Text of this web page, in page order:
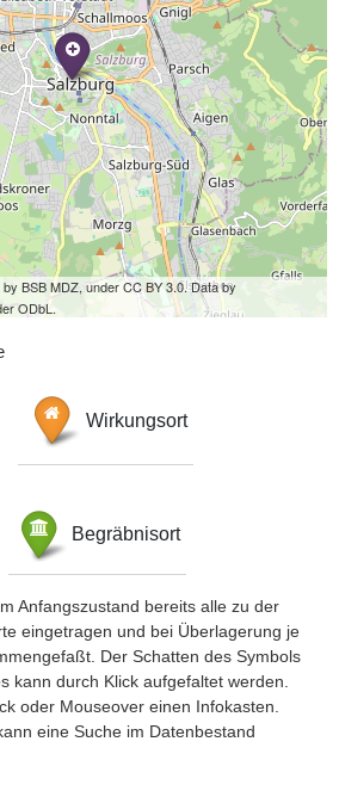
BSB MDZ, under CC BY 3.0. Data by
ODbL.
Wirkungsort
Begräbnisort
Anfangszustand bereits alle zu der
eingetragen und bei Überlagerung je
Der Schatten des Symbols
kann durch Klick aufgefaltet werden.
oder Mouseover einen Infokasten.
eine Suche im Datenbestand